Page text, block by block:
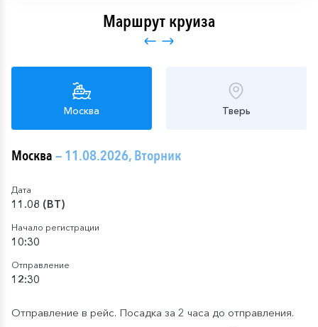
Маршрут круиза
Москва Тверь
Москва— 11.08.2026, Вторник
Дата
11.08 (ВТ)
Начало регистрации
10:30
Отправление
12:30
Отправление в рейс. Посадка за 2 часа до отправления.